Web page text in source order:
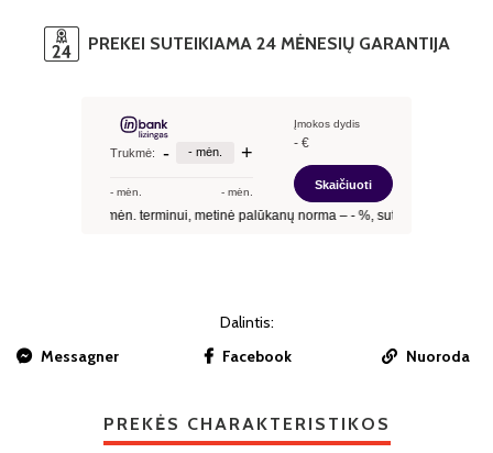
PREKEI SUTEIKIAMA 24 MĖNESIŲ GARANTIJA
Dalintis:
Messagner
Facebook Nuoroda
PREKĖS CHARAKTERISTIKOS